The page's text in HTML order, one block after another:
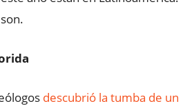
descubrió la tumba de un